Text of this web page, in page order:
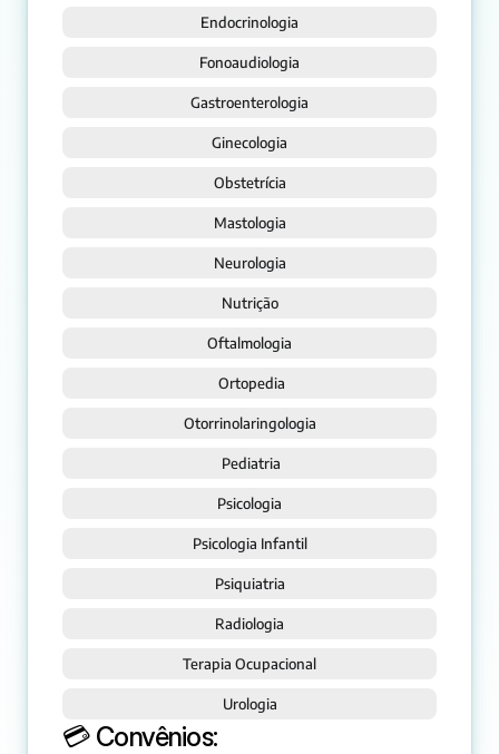
Endocrinologia
Fonoaudiologia
Gastroenterologia
Ginecologia
Obstetrícia
Mastologia
Neurologia
Nutrição
Oftalmologia
Ortopedia
Otorrinolaringologia
Pediatria
Psicologia
Psicologia Infantil
Psiquiatria
Radiologia
Terapia Ocupacional
Urologia
💳 Convênios: